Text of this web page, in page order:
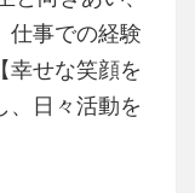
仕事での経験
幸せな笑顔を
、日々活動を